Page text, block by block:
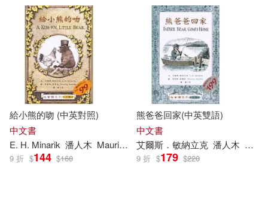
給小熊的吻 (中英對照)
中文書
E. H. Minarik 潘人木 Maurice Sendak
9 折 $144 $160
熊爸爸回家(中英雙語)
中文書
艾爾斯．敏納立克 潘人木 莫里
9 折 $179 $220